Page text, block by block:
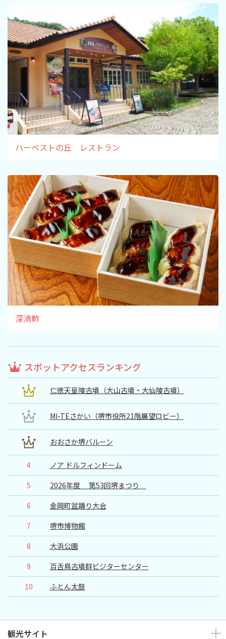
ハーベストの丘 レストラン
深清鮓
スポットアクセスランキング
仁徳天皇陵古墳（大山古墳・大仙陵古墳）
MI-TEさかい（堺市役所21階展望ロビー）
おおさか堺バルーン
4
ノア ドルフィンドーム
5
2026年度 第53回堺まつり
6
金岡町盆踊り大会
7
堺市博物館
8
大浜公園
9
百舌鳥古墳群ビジターセンター
10
ふとん太鼓
観光サイト